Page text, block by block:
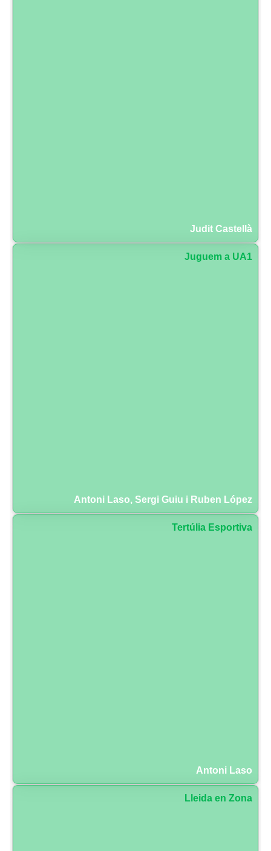
Judit Castellà
Juguem a UA1
Antoni Laso, Sergi Guiu i Ruben López
Tertúlia Esportiva
Antoni Laso
Lleida en Zona